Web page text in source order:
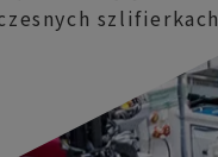
szlifierkach